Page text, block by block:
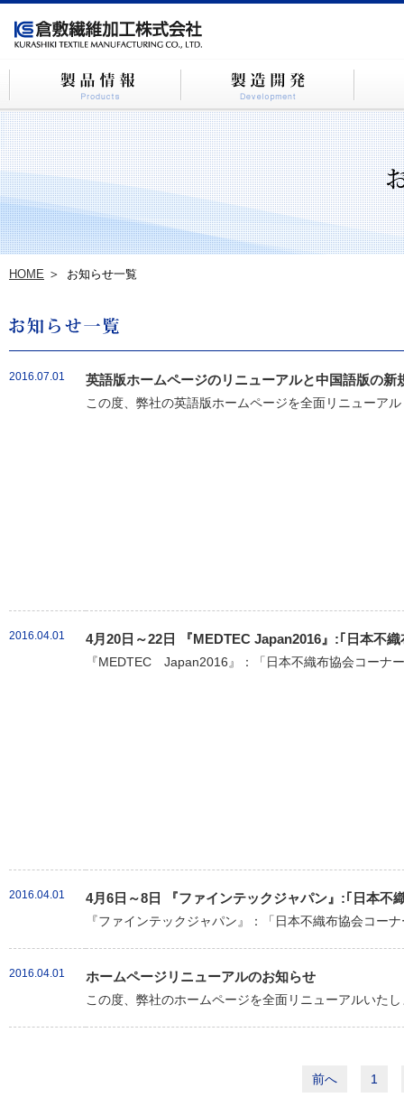
HOME お知らせ一覧
2016.07.01 英語版ホームページのリニューアルと中国語版の新
この度、弊社の英語版ホームページを全面リニューア
2016.04.01 4月20日～22日 『MEDTEC Japan2016』:｢日本不
『MEDTEC Japan2016』：「日本不織布協会コーナ
2016.04.01 4月6日～8日 『ファインテックジャパン』:｢日本不
『ファインテックジャパン』：「日本不織布協会コー
2016.04.01 ホームページリニューアルのお知らせ
この度、弊社のホームページを全面リニューアルいた
前へ 1